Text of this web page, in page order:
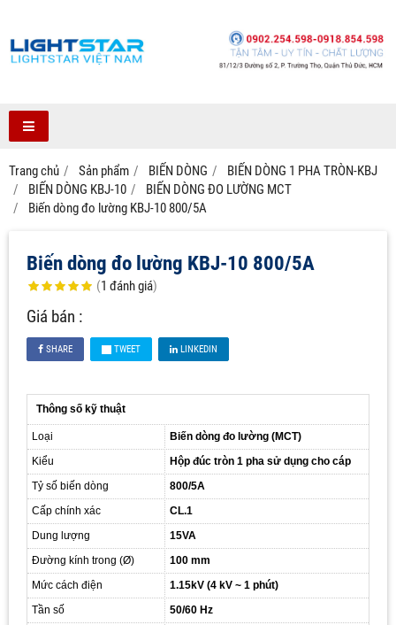
Trang chủ Sản phẩm BIẾN DÒNG
BIẾN DÒNG 1 PHA TRÒN-KBJ
BIẾN DÒNG KBJ-10
BIẾN DÒNG ĐO LƯỜNG MCT
Biến dòng đo lường KBJ-10 800/5A
Biến dòng đo lường KBJ-10 800/5A
(1 đánh giá)
Giá bán :
SHARE TWEET LINKEDIN
Thông số kỹ thuật
Loại
Biến dòng đo lường (MCT)
Kiểu
Hộp đúc tròn 1 pha sử dụng cho cáp
Tỷ số biến dòng
800/5A
Cấp chính xác
CL.1
Dung lượng
15VA
Đường kính trong (Ø)
100 mm
Mức cách điện
1.15kV (4 kV ~ 1 phút)
Tần số
50/60 Hz